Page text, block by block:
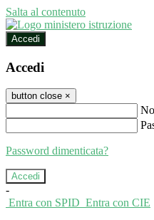
Salta al contenuto
Accedi
Accedi
button close ×
Password dimenticata?
-
Entra con SPID Entra con CIE